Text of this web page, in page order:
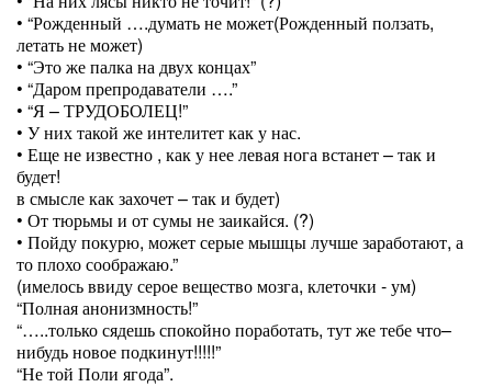
• “Рожденный ….думать не может(Рожденный ползать,
летать не может)
• “Это же палка на двух концах”
• “Даром препродаватели ….”
• “Я – ТРУДОБОЛЕЦ!”
• У них такой же интелитет как у нас.
• Еще не известно , как у нее левая нога встанет – так и
будет!
в смысле как захочет – так и будет)
• От тюрьмы и от сумы не заикайся. (?)
• Пойду покурю, может серые мышцы лучше заработают, а
то плохо соображаю.”
(имелось ввиду серое вещество мозга, клеточки - ум)
“Полная анонизмность!”
“…..только сядешь спокойно поработать, тут же тебе что–
нибудь новое подкинут!!!!!”
“Не той Поли ягода”.